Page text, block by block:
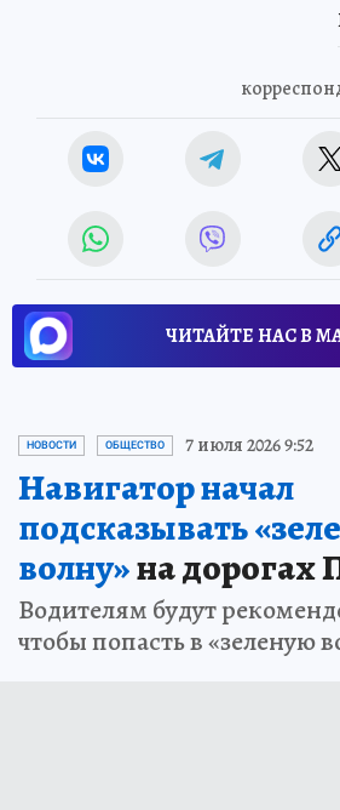
ЧИТАЙТЕ НАС В
НОВОСТИ ОБЩЕСТВО 7 июля 2026 9:52
Навигатор начал
подсказывать
волну»на дорогах
Водителям будут
чтобы попасть в «зеленую